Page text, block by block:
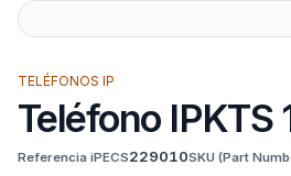
TELÉFONOS IP
Teléfono IPKTS
Referencia iPECS229010SKU (Part